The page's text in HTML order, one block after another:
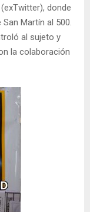
donde
Martín al 500.
al sujeto y
la colaboración